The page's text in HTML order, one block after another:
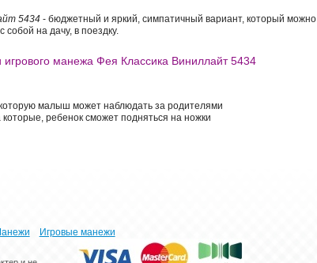
5434- бюджетный и яркий, симпатичный вариант, который можно
собой на дачу, в поездку.
игрового манежа Фея Классика Виниллайт 5434
малыш может наблюдать за родителями
которые, ребенок сможет подняться на ножки
Игровые манежи